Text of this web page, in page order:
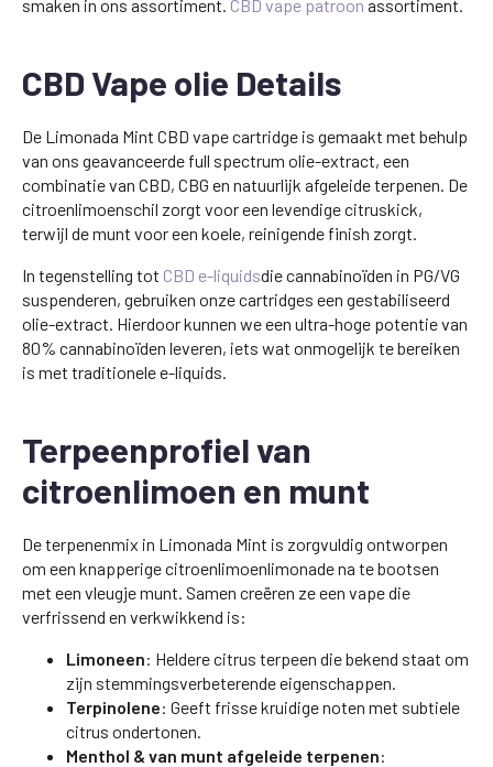
smaken in ons assortiment. CBD vape patroon assortiment.
CBD Vape olie Details
De Limonada Mint CBD vape cartridge is gemaakt met behulp
van ons geavanceerde full spectrum olie-extract, een
combinatie van CBD, CBG en natuurlijk afgeleide terpenen. De
citroenlimoenschil zorgt voor een levendige citruskick,
terwijl de munt voor een koele, reinigende finish zorgt.
In tegenstelling tot CBD e-liquidsdie cannabinoïden in PG/VG
suspenderen, gebruiken onze cartridges een gestabiliseerd
olie-extract. Hierdoor kunnen we een ultra-hoge potentie van
80% cannabinoïden leveren, iets wat onmogelijk te bereiken
is met traditionele e-liquids.
Terpeenprofiel van
citroenlimoen en munt
De terpenenmix in Limonada Mint is zorgvuldig ontworpen
om een knapperige citroenlimoenlimonade na te bootsen
met een vleugje munt. Samen creëren ze een vape die
verfrissend en verkwikkend is:
Limoneen: Heldere citrus terpeen die bekend staat om
zijn stemmingsverbeterende eigenschappen.
Terpinolene: Geeft frisse kruidige noten met subtiele
citrus ondertonen.
Menthol & van munt afgeleide terpenen: